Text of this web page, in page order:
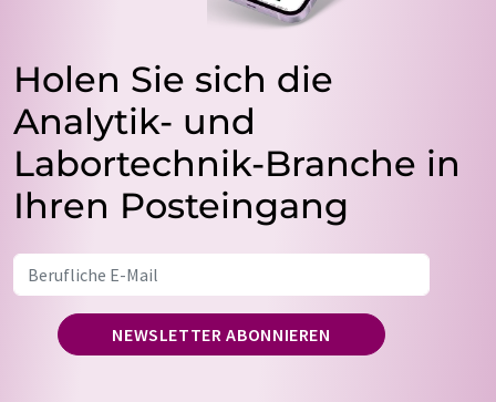
Holen Sie sich die
Analytik- und
Labortechnik-Branche in
Ihren Posteingang
NEWSLETTER ABONNIEREN